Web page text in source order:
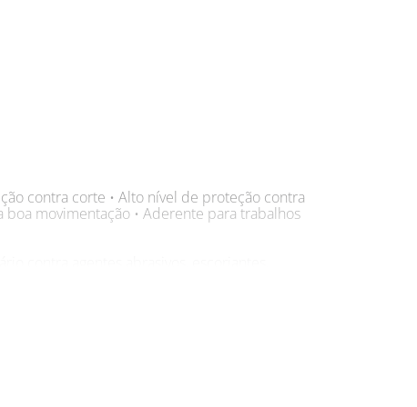
contra corte • Alto nível de proteção contra
movimentação • Aderente para trabalhos
bases inorgânicas (k), ácidos minerais
aldeídos (t)). • Indústrias alimentícias,
construção civil, indústria metalmecânica,
oferecida pela Luva de Segurança Tricotada